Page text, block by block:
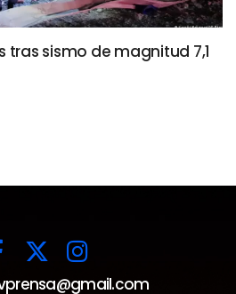
tras sismo de magnitud 7,1